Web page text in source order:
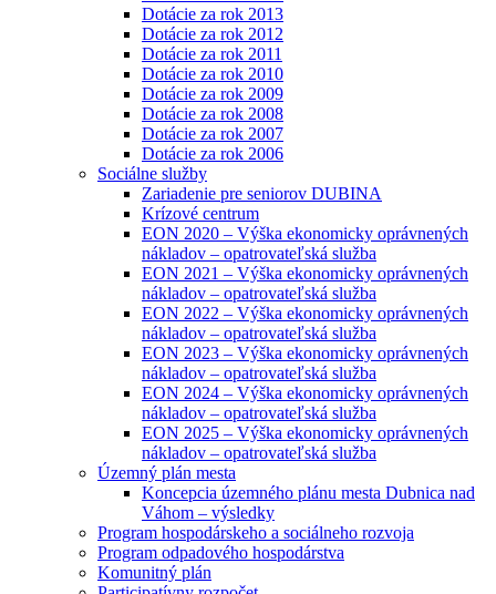
Dotácie za rok 2013
Dotácie za rok 2012
Dotácie za rok 2011
Dotácie za rok 2010
Dotácie za rok 2009
Dotácie za rok 2008
Dotácie za rok 2007
Dotácie za rok 2006
Sociálne služby
Zariadenie pre seniorov DUBINA
Krízové centrum
EON 2020 – Výška ekonomicky oprávnených
nákladov – opatrovateľská služba
EON 2021 – Výška ekonomicky oprávnených
nákladov – opatrovateľská služba
EON 2022 – Výška ekonomicky oprávnených
nákladov – opatrovateľská služba
EON 2023 – Výška ekonomicky oprávnených
nákladov – opatrovateľská služba
EON 2024 – Výška ekonomicky oprávnených
nákladov – opatrovateľská služba
EON 2025 – Výška ekonomicky oprávnených
nákladov – opatrovateľská služba
Územný plán mesta
Koncepcia územného plánu mesta Dubnica nad
Váhom – výsledky
Program hospodárskeho a sociálneho rozvoja
Program odpadového hospodárstva
Komunitný plán